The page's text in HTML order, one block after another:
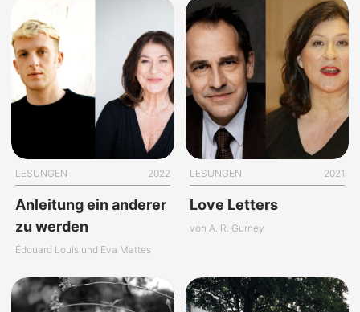
LESUNGEN 2022
Anleitung ein anderer
zu werden
Édouard Louis und Eva Mattes
LESUNGEN 2021
Love Letters
von A. R. Gurney